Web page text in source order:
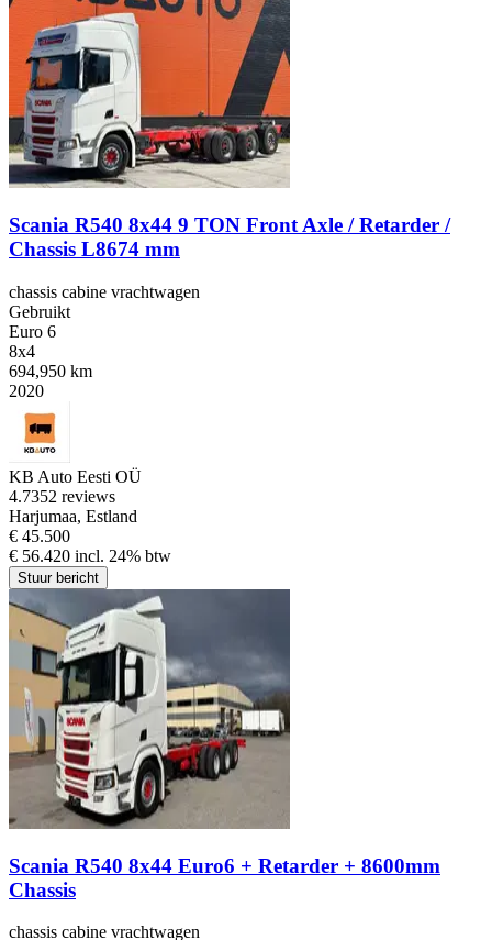
Scania R540 8x44 9 TON Front Axle / Retarder /
Chassis L8674 mm
chassis cabine vrachtwagen
Gebruikt
Euro 6
8x4
694,950 km
2020
KB Auto Eesti OÜ
4.7352 reviews
Harjumaa, Estland
€ 45.500
€ 56.420 incl. 24% btw
Stuur bericht
Scania R540 8x44 Euro6 + Retarder + 8600mm
Chassis
chassis cabine vrachtwagen